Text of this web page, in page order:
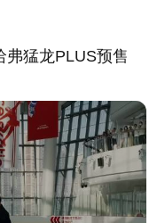
弗猛龙PLUS预售